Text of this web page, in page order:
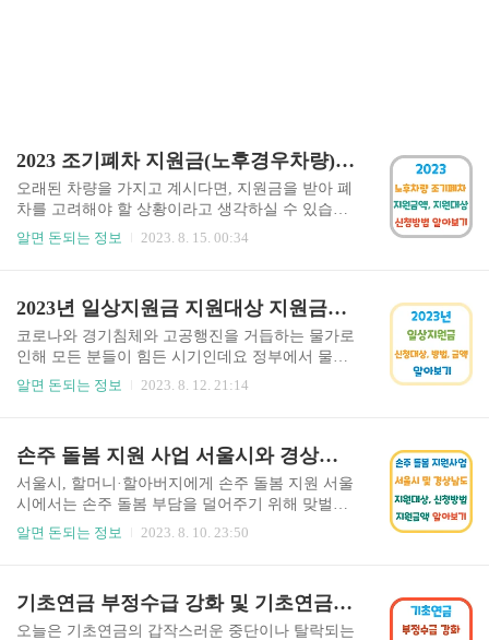
2023 조기폐차 지원금(노후경우차량) 지원대상, 지원금액, 신청방법 알아보기
오래된 차량을 가지고 계시다면, 지원금을 받아 폐
차를 고려해야 할 상황이라고 생각하실 수 있습니
다. 특별히 5등급 차량의 경우, 2023년까지만 보조
겠습니다. 이 글에서는 이러한 내용들을 살펴볼 예
정이니, 참고해 주시기 바랍니다. 목차 조기폐차 지
원대상 조기폐차 지원금액 조기폐차 신청방법 조
기폐차차량 간단체크방법 2023 노후차량 조기폐차
지원대상 한국에서는 환경오염을 방지하기 위해
있습니다. 특히, 배출가스 발생량이 많은 4~5등급
의 노후 경유차의 경우, 조..
알면 돈되는 정보 2023. 8. 15. 00:34
2023년 일상지원금 지원대상 지원금액 신청방법 알아보기
코로나와 경기침체와 고공행진을 거듭하는 물가로
인해 모든 분들이 힘든 시기인데요 정부에서 물가
승승 및 경제적으로 어려운 분들을 도움들 주기 위
다. 2023년 일상지원금 지원대상 가구원수 1인 2인
3인 4인 5인 6인 기준중위소득 22년 194만원4812 3
26만85 419만4701 512만1080 602만4515 690만7004
23년 207만7892 345만6155 443만4816 540만964 63
3만688 722만7981 2023년에는 소득분위 별로 구별
알면 돈되는 정보 2023. 8. 12. 21:14
손주 돌봄 지원 사업 서울시와 경상남도 가족 도움 지원금 소개
서울시, 할머니·할아버지에게 손주 돌봄 지원 서울
시에서는 손주 돌봄 부담을 덜어주기 위해 맞벌이
와 한부모 가정에 '서울형 아이 돌봄비'를 월 30만
민간 아이 돌봄 서비스 이용도 가능합니다. 지원 기
준과 신청 방법을 확인해 보세요. 서울형 아이 돌봄
알면 돈되는 정보 2023. 8. 10. 23:50
기초연금 부정수급 강화 및 기초연금 중단, 탈락 사례 총정리
오늘은 기초연금의 갑작스러운 중단이나 탈락되는